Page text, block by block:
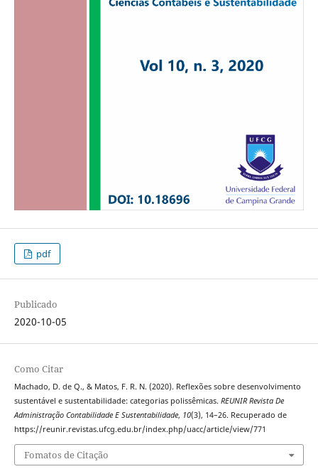
pdf
Publicado
2020-10-05
Como Citar
Machado, D. de Q., & Matos, F. R. N. (2020). Reflexões sobre desenvolvimento
sustentável e sustentabilidade: categorias polissêmicas. REUNIR Revista De
Administração Contabilidade E Sustentabilidade, 10(3), 14–26. Recuperado de
https://reunir.revistas.ufcg.edu.br/index.php/uacc/article/view/771
Fomatos de Citação